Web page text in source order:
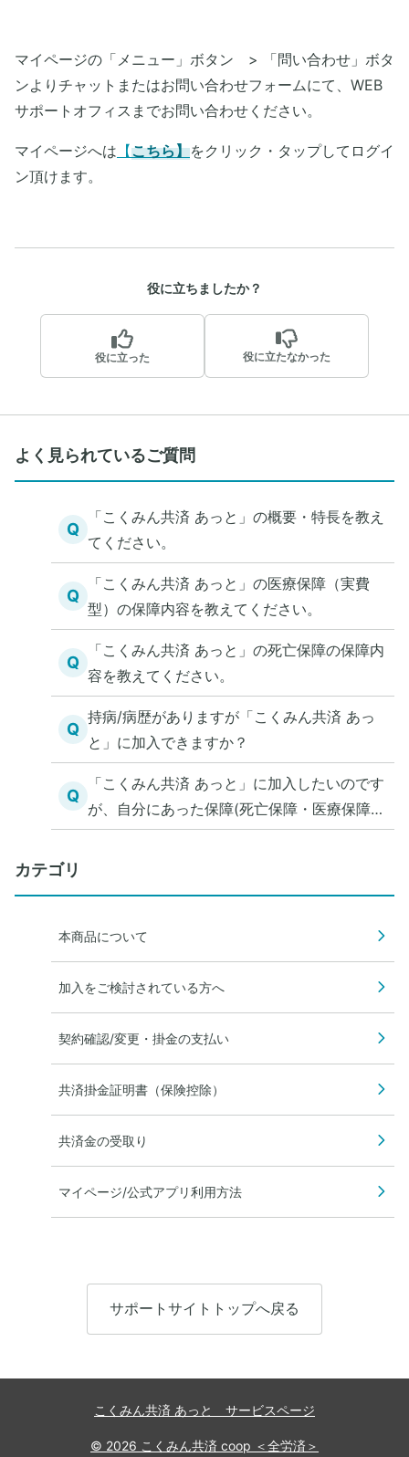
マイページの「メニュー」ボタン > 「問い合わせ」ボタ
ンよりチャットまたはお問い合わせフォームにて、WEB
サポートオフィスまでお問い合わせください。
マイページへは 【こちら】をクリック・タップしてログイ
ン頂けます。
役に立ちましたか？
役に立った 役に立たなかった
よく見られているご質問
Q
「こくみん共済 あっと」の概要・特長を教え
てください。
Q
「こくみん共済 あっと」の医療保障（実費
型）の保障内容を教えてください。
Q
「こくみん共済 あっと」の死亡保障の保障内
容を教えてください。
Q
持病/病歴がありますが「こくみん共済 あっ
と」に加入できますか？
Q
「こくみん共済 あっと」に加入したいのです
が、自分にあった保障(死亡保障・医療保障)
を知る方法を教えてください。
カテゴリ
本商品について
加入をご検討されている方へ
契約確認/変更・掛金の支払い
共済掛金証明書（保険控除）
共済金の受取り
マイページ/公式アプリ利用方法
サポートサイトトップへ戻る
こくみん共済 あっと サービスページ
© 2026 こくみん共済 coop ＜全労済＞